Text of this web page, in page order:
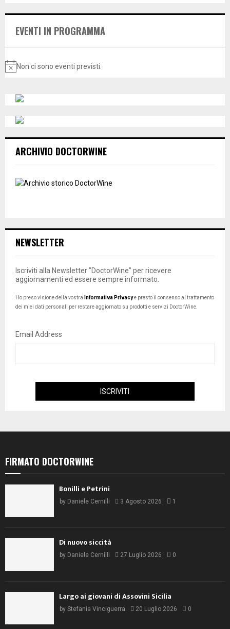
o
EVENTI IN PROGRAMMA
N
Non ci sono eventi previsti.
ARCHIVIO DOCTORWINE
NEWSLETTER
Iscriviti alla Newsletter "DoctorWine" per ricevere
aggiornamenti ed essere sempre informato.
Ho preso visione della vostra Informativa Privacye presto il consenso al trattamento
dei miei dati personali per restare aggiornato su prodotti e servizi DoctorWine.
Email Address
FIRMATO DOCTORWINE
Bonilli e Petrini
by Daniele Cernilli 3 Agosto 2026 1
Di nuovo siccità
by Daniele Cernilli 27 Luglio 2026 0
Largo ai giovani di Assovini Sicilia
by Stefania Vinciguerra 20 Luglio 2026 0